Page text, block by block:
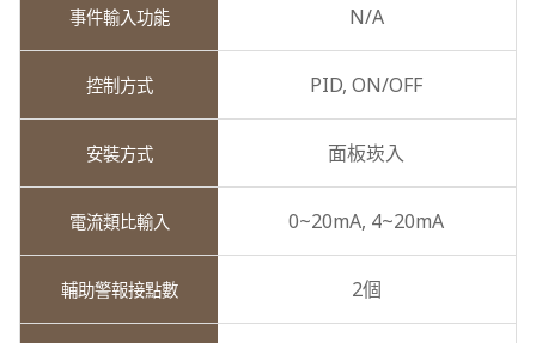
N/A
PID,ON/OFF
面板崁入
0~20mA, 4~20mA
2個